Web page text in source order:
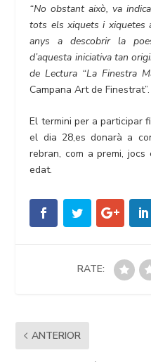
“No obstant això, va
tots els xiquets i xiquetes
anys a descobrir la
d’aquesta iniciativa tan
de Lectura “La Finestra
Campana Art de Finestrat”.
El termini per a participar
el dia 28,es donarà a
rebran, com a premi,
edat.
RATE:
ANTERIOR